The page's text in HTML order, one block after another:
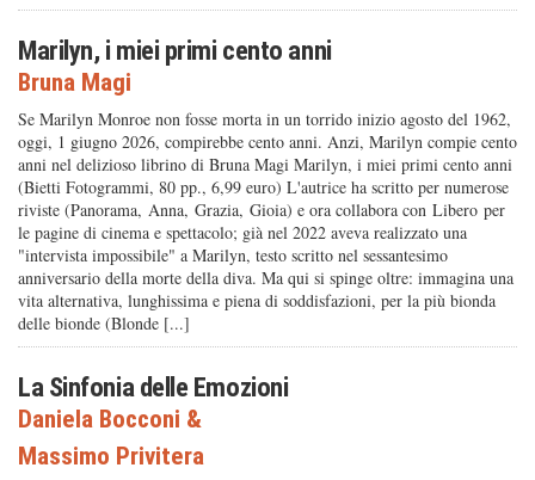
Marilyn, i miei primi cento anni
Bruna Magi
Se Marilyn Monroe non fosse morta in un torrido inizio agosto del 1962,
oggi, 1 giugno 2026, compirebbe cento anni. Anzi, Marilyn compie cento
anni nel delizioso librino di Bruna Magi Marilyn, i miei primi cento anni
(Bietti Fotogrammi, 80 pp., 6,99 euro) L'autrice ha scritto per numerose
riviste (Panorama, Anna, Grazia, Gioia) e ora collabora con Libero per
le pagine di cinema e spettacolo; già nel 2022 aveva realizzato una
"intervista impossibile" a Marilyn, testo scritto nel sessantesimo
anniversario della morte della diva. Ma qui si spinge oltre: immagina una
vita alternativa, lunghissima e piena di soddisfazioni, per la più bionda
delle bionde (Blonde [...]
La Sinfonia delle Emozioni
Daniela Bocconi &
Massimo Privitera